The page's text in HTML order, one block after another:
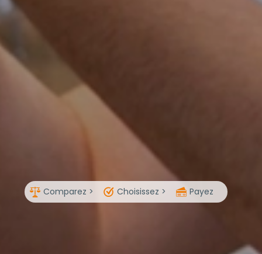
Comparez > Choisissez > Payez